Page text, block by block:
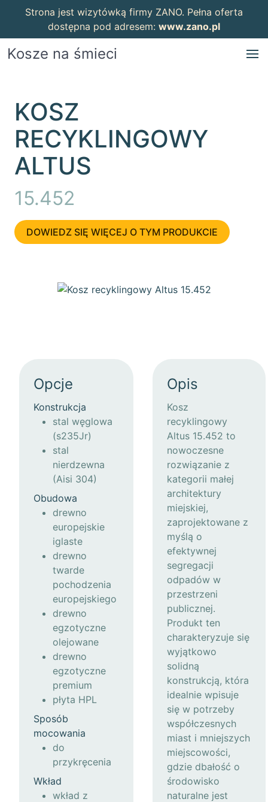
Strona jest wizytówką firmy ZANO. Pełna oferta
dostępna pod adresem: www.zano.pl
Kosze na śmieci
KOSZ
RECYKLINGOWY
ALTUS
15.452
DOWIEDZ SIĘ WIĘCEJ O TYM PRODUKCIE
Opcje
Konstrukcja
stal węglowa
(s235Jr)
stal
nierdzewna
(Aisi 304)
Obudowa
drewno
europejskie
iglaste
drewno
twarde
pochodzenia
europejskiego
drewno
egzotyczne
olejowane
drewno
egzotyczne
premium
płyta HPL
Sposób
mocowania
do
przykręcenia
Wkład
wkład z
Opis
Kosz
recyklingowy
Altus 15.452 to
nowoczesne
rozwiązanie z
kategorii małej
architektury
miejskiej,
zaprojektowane z
myślą o
efektywnej
segregacji
odpadów w
przestrzeni
publicznej.
Produkt ten
charakteryzuje się
wyjątkowo
solidną
konstrukcją, która
idealnie wpisuje
się w potrzeby
współczesnych
miast i mniejszych
miejscowości,
gdzie dbałość o
środowisko
naturalne jest